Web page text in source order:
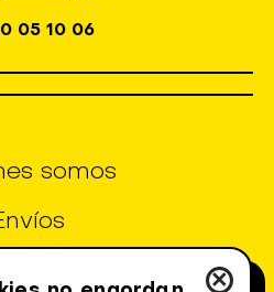
05 10 06
somos
×